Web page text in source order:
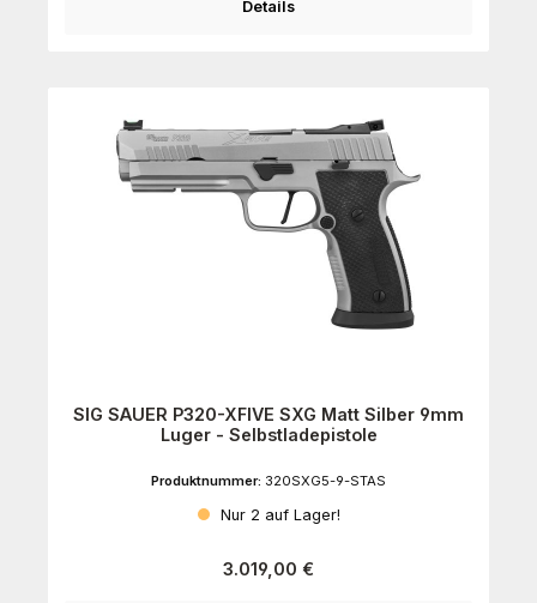
Details
SIG SAUER P320-XFIVE SXG Matt Silber 9mm
Luger - Selbstladepistole
Produktnummer: 320SXG5-9-STAS
Nur 2 auf Lager!
Regulärer Preis:
3.019,00 €